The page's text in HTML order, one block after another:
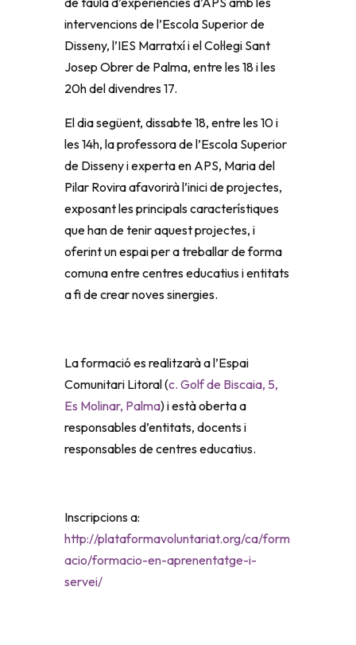
intervencions de l’Escola Superior de
Disseny, l’IES Marratxí i el Col·legi Sant
Josep Obrer de Palma, entre les 18 i les
20h del divendres 17.
El dia següent, dissabte 18, entre les 10 i
les 14h, la professora de l’Escola Superior
de Disseny i experta en APS, Maria del
Pilar Rovira afavorirà l’inici de projectes,
exposant les principals característiques
que han de tenir aquest projectes, i
oferint un espai per a treballar de forma
comuna entre centres educatius i entitats
a fi de crear noves sinergies.
La formació es realitzarà a l’Espai
Comunitari Litoral (c. Golf de Biscaia, 5,
Es Molinar, Palma) i està oberta a
responsables d’entitats, docents i
responsables de centres educatius.
Inscripcions a:
http://plataformavoluntariat.org/ca/form
acio/formacio-en-aprenentatge-i-
servei/